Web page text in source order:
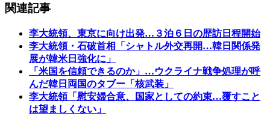
関連記事
李大統領、東京に向け出発…３泊６日の歴訪日程開始
李大統領・石破首相「シャトル外交再開…韓日関係発
展が韓米日強化に」
「米国を信頼できるのか」…ウクライナ戦争処理が呼
んだ韓日両国のタブー「核武装」
李大統領「慰安婦合意、国家としての約束…覆すこと
は望ましくない」